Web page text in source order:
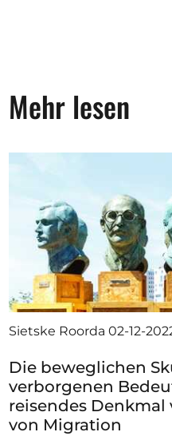
Mehr lesen
Sietske Roorda02-12-
Die beweglichen
verborgenen
reisendes Denkmal
von Migration